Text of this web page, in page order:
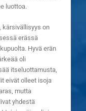
luottoa.
kärsivällisyys on
erässä
Hyvä erän
oli
itseluottamusta,
eivät olleet isoja
mutta
yhdestä